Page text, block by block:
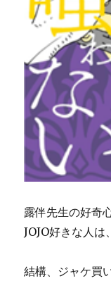
露伴先生の好奇
JOJO好きな人は
結構、ジャケ買